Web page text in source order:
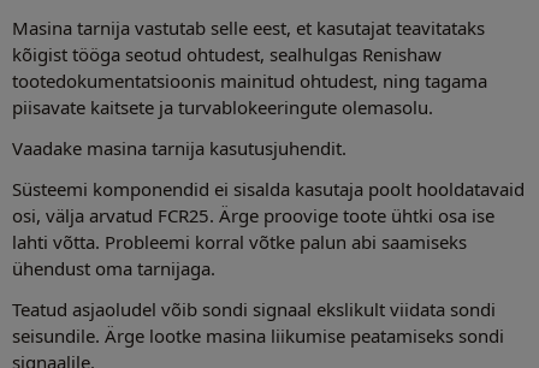
Masina tarnija vastutab selle eest, et kasutajat teavitataks
kõigist tööga seotud ohtudest, sealhulgas Renishaw
tootedokumentatsioonis mainitud ohtudest, ning tagama
piisavate kaitsete ja turvablokeeringute olemasolu.
Vaadake masina tarnija kasutusjuhendit.
Süsteemi komponendid ei sisalda kasutaja poolt hooldatavaid
osi, välja arvatud FCR25. Ärge proovige toote ühtki osa ise
lahti võtta. Probleemi korral võtke palun abi saamiseks
ühendust oma tarnijaga.
Teatud asjaoludel võib sondi signaal ekslikult viidata sondi
seisundile. Ärge lootke masina liikumise peatamiseks sondi
signaalile.